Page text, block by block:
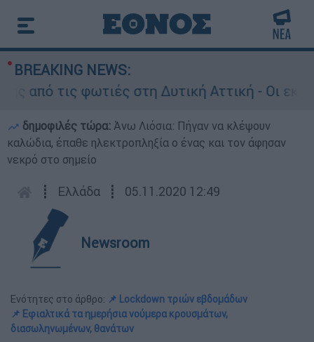
BREAKING NEWS:
τις φωτιές στη Δυτική Αττική - Οι
δημοφιλές τώρα: Άνω Λιόσια: Πήγαν να κλέψουν
καλώδια, έπαθε ηλεκτροπληξία ο ένας και τον άφησαν
νεκρό στο σημείο
┋ Ελλάδα ┋ 05.11.2020 12:49
Newsroom
Ενότητες στο άρθρο: 📌 Lockdown τριών εβδομάδων
📌 Εφιαλτικά τα ημερήσια νούμερα κρουσμάτων,
διασωληνωμένων, θανάτων